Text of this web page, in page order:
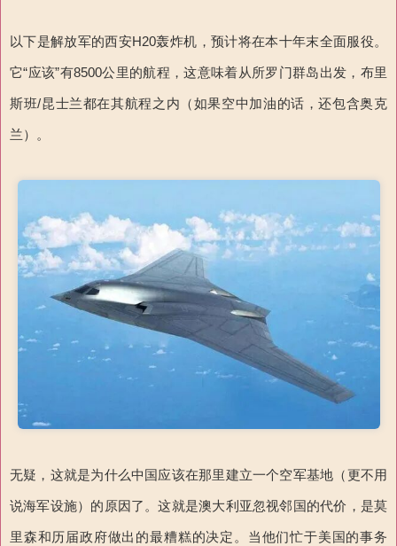
以下是解放军的西安H20轰炸机，预计将在本十年末全面服役。
它“应该”有8500公里的航程，这意味着从所罗门群岛出发，布里
斯班/昆士兰都在其航程之内（如果空中加油的话，还包含奥克
兰）。
无疑，这就是为什么中国应该在那里建立一个空军基地（更不用
说海军设施）的原因了。这就是澳大利亚忽视邻国的代价，是莫
里森和历届政府做出的最糟糕的决定。当他们忙于美国的事务